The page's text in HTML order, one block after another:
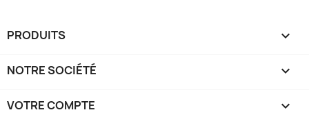
PRODUITS 
NOTRE SOCIÉTÉ 
VOTRE COMPTE 